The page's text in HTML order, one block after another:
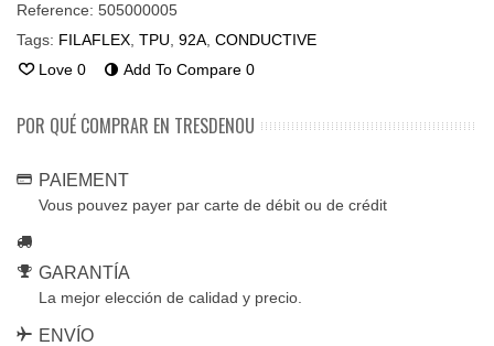
Reference: 505000005
Tags: FILAFLEX TPU 92A CONDUCTIVE
Love 0 Add To Compare 0
POR QUÉ COMPRAR EN TRESDENOU
PAIEMENT
Vous pouvez payer par carte de débit ou de crédit
GARANTÍA
La mejor elección de calidad y precio.
ENVÍO